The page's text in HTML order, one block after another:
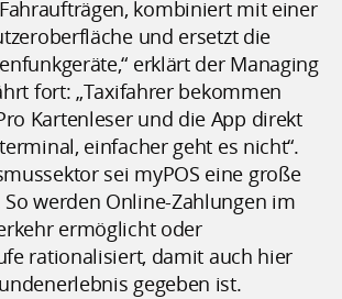
kombiniert mit einer
und ersetzt die
erklärt der Managing
fort: „Taxifahrer bekommen
Kartenleser und die App direkt
einfacher geht es nicht“.
sei myPOS eine große
werden Online-Zahlungen im
ermöglicht oder
rationalisiert, damit auch hier
gegeben ist.